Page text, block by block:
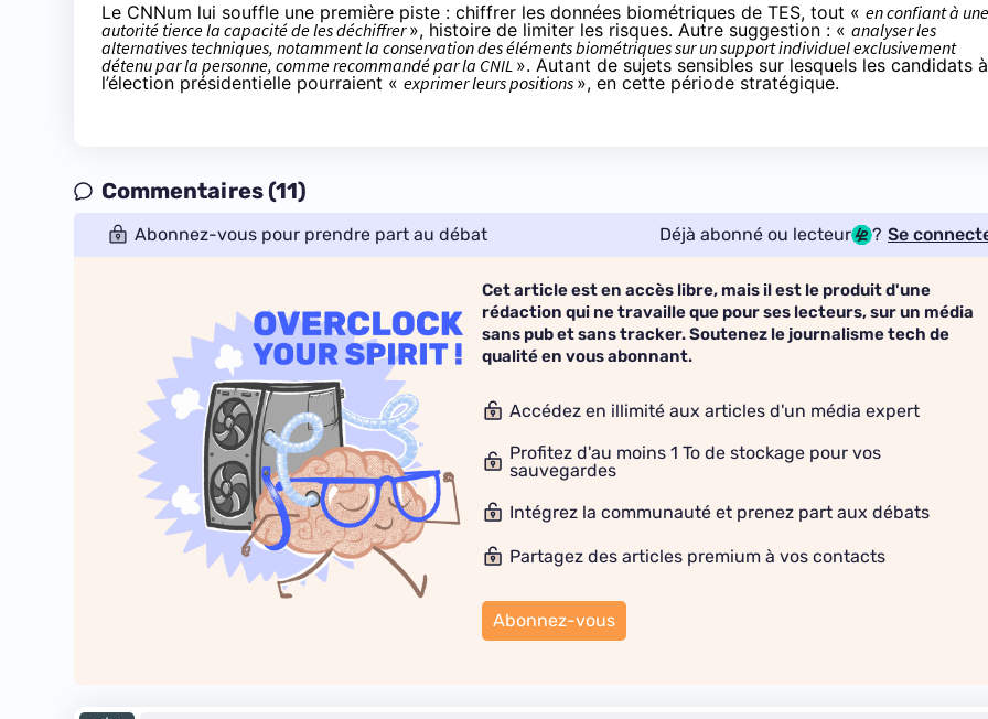
Le CNNum lui souffle une première piste : chiffrer les données biométriques de TES, tout « en confiant à une
autorité tierce la capacité de les déchiffrer», histoire de limiter les risques. Autre suggestion : « analyser les
alternatives techniques, notamment la conservation des éléments biométriques sur un support individuel exclusivement
détenu par la personne, comme recommandé par la CNIL ». Autant de sujets sensibles sur lesquels les candidats à
l’élection présidentielle pourraient « exprimer leurs positions », en cette période stratégique.
Commentaires (11)
Abonnez-vous pour prendre part au débat Déjà abonné ou lecteur ? Se
Cet article est en accès libre, mais il est le produit d'une
rédaction qui ne travaille que pour ses lecteurs, sur un média
sans pub et sans tracker. Soutenez le journalisme tech de
qualité en vous abonnant.
Accédez en illimité aux articles d'un média expert
Profitez d'au moins 1 To de stockage pour vos
sauvegardes
Intégrez la communauté et prenez part aux débats
Partagez des articles premium à vos contacts
Abonnez-vous